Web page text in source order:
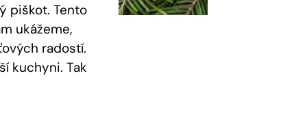
piškot. Tento
ukážeme,
radostí.
kuchyni. Tak